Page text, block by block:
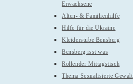
Erwachsene
Alten- & Familienhilfe
Hilfe für die Ukraine
Kleiderstube Bensberg
Bensberg isst was
Rollender Mittagstisch
Thema Sexualisierte Gewalt